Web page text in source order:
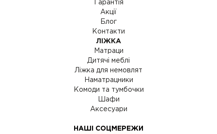
Гарантія
Акції
Блог
Контакти
ЛІЖКА
Матраци
Дитячі меблі
Ліжка для немовлят
Наматрацники
Комоди та тумбочки
Шафи
Аксесуари
НАШІ СОЦМЕРЕЖИ